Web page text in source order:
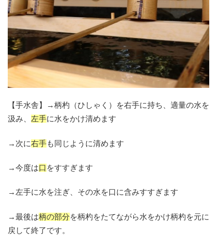
【手水舎】→柄杓（ひしゃく）を右手に持ち、適量の水を
汲み、 左手に水をかけ清めます
→次に右手も同じように清めます
→今度は口 をすすぎます
→左手に水を注ぎ、その水を口に含みすすぎます
→最後は柄の部分を柄杓をたてながら水をかけ柄杓を元に
戻して終了です。